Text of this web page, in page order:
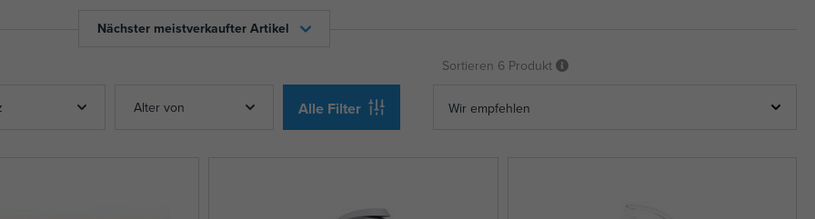
Nächster meistverkaufter Artikel
Alter von Alle Filter
Sortieren 6 Produkt